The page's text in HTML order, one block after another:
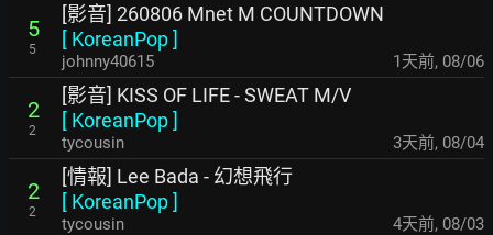
5
5
[影音] 260806 Mnet M COUNTDOWN
[ KoreanPop]
johnny40615 1天前, 08/06
2
2
[影音] KISS OF LIFE - SWEAT M/V
[ KoreanPop]
tycousin 3天前, 08/04
2
2
[情報] Lee Bada - 幻想飛行
[ KoreanPop]
tycousin 4天前, 08/03